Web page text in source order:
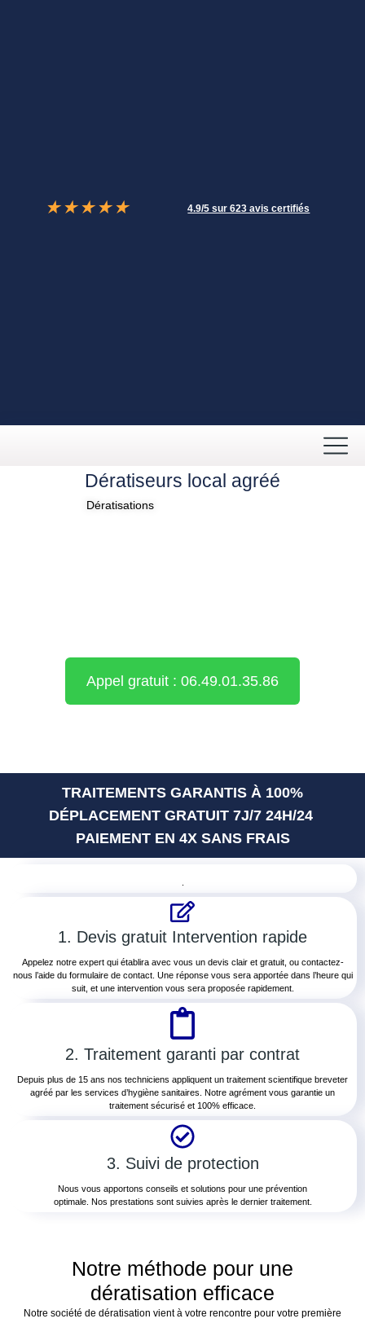
★★★★★ 4.9/5 sur 623 avis certifiés
Dératiseurs local agréé
Dératisations
Appel gratuit : 06.49.01.35.86
TRAITEMENTS GARANTIS À 100%
DÉPLACEMENT GRATUIT 7J/7 24H/24
PAIEMENT EN 4X SANS FRAIS
1. Devis gratuit Intervention rapide
Appelez notre expert qui établira avec vous un devis clair et gratuit, ou contactez-
nous l’aide du formulaire de contact. Une réponse vous sera apportée dans l’heure qui
suit, et une intervention vous sera proposée rapidement.
2. Traitement garanti par contrat
Depuis plus de 15 ans nos techniciens appliquent un traitement scientifique breveter
agréé par les services d’hygiène sanitaires. Notre agrément vous garantie un
traitement sécurisé et 100% efficace.
3. Suivi de protection
Nous vous apportons conseils et solutions pour une prévention
optimale. Nos prestations sont suivies après le dernier traitement.
Notre méthode pour une
dératisation efficace
Notre société de dératisation vient à votre rencontre pour votre première